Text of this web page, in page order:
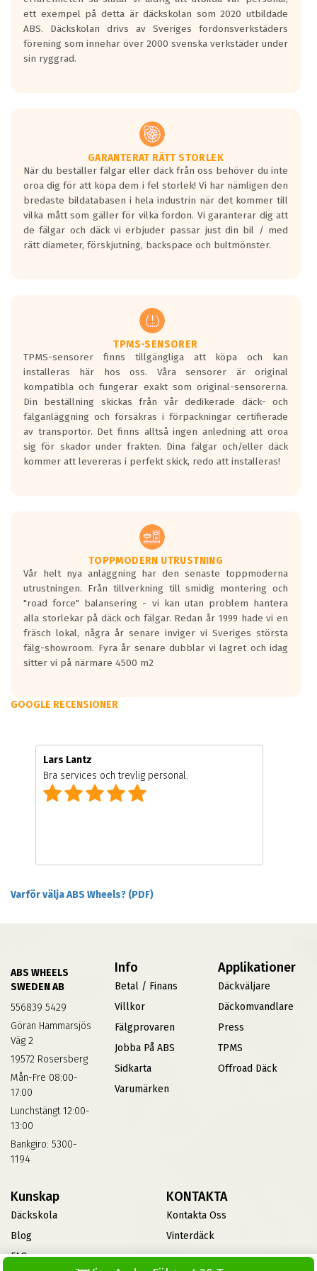
ett exempel på detta är däckskolan som 2020 utbildade
ABS. Däckskolan drivs av Sveriges fordonsverkstäders
förening som innehar över 2000 svenska verkstäder under
sin ryggrad.
GARANTERAT RÄTT STORLEK
När du beställer fälgar eller däck från oss behöver du inte
oroa dig för att köpa dem i fel storlek! Vi har nämligen den
bredaste bildatabasen i hela industrin när det kommer till
vilka mått som gäller för vilka fordon. Vi garanterar dig att
de fälgar och däck vi erbjuder passar just din bil / med
rätt diameter, förskjutning, backspace och bultmönster.
TPMS-SENSORER
TPMS-sensorer finns tillgängliga att köpa och kan
installeras här hos oss. Våra sensorer är original
kompatibla och fungerar exakt som original-sensorerna.
Din beställning skickas från vår dedikerade däck- och
fälganläggning och försäkras i förpackningar certifierade
av transportör. Det finns alltså ingen anledning att oroa
sig för skador under frakten. Dina fälgar och/eller däck
kommer att levereras i perfekt skick, redo att installeras!
TOPPMODERN UTRUSTNING
Vår helt nya anläggning har den senaste toppmoderna
utrustningen. Från tillverkning till smidig montering och
"road force" balansering - vi kan utan problem hantera
alla storlekar på däck och fälgar. Redan år 1999 hade vi en
fräsch lokal, några år senare inviger vi Sveriges största
fälg-showroom. Fyra år senare dubblar vi lagret och idag
sitter vi på närmare 4500 m2
GOOGLE RECENSIONER
Lars Lantz
Bra services och trevlig personal.
Varför välja ABS Wheels? (PDF)
ABS WHEELS
SWEDEN AB
556839 5429
Göran Hammarsjös
Väg 2
19572 Rosersberg
Mån-Fre 08:00-
17:00
Lunchstängt 12:00-
13:00
Bankgiro: 5300-
1194
Info
Betal / Finans
Villkor
Fälgprovaren
Jobba På ABS
Sidkarta
Varumärken
Applikationer
Däckväljare
Däckomvandlare
Press
TPMS
Offroad Däck
Kunskap
Däckskola
Blog
FAQs
KONTAKTA
Kontakta Oss
Vinterdäck